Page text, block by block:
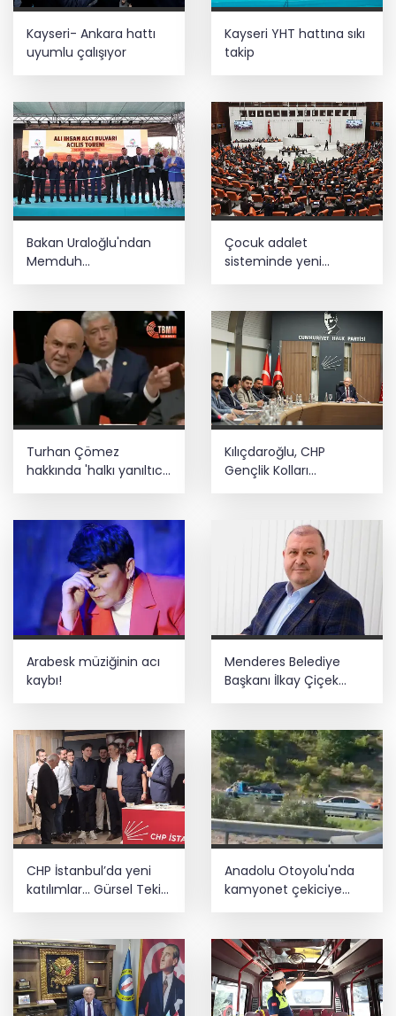
Kayseri- Ankara hattı
uyumlu çalışıyor
Kayseri YHT hattına sıkı
takip
Bakan Uraloğlu'ndan
Memduh
Çocuk adalet
sisteminde yeni
Turhan Çömez
hakkında 'halkı yanıltıcı
bilgiyi yayma'
Kılıçdaroğlu, CHP
Gençlik Kolları
yönetimiyle buluştu
Arabesk müziğinin acı
kaybı!
Menderes Belediye
Başkanı İlkay Çiçek
CHP İstanbul’da yeni
katılımlar... Gürsel Tekin:
Anadolu Otoyolu'nda
kamyonet çekiciye